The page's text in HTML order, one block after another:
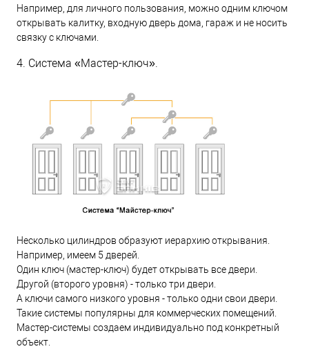
Например, для личного пользования, можно одним ключом
открывать калитку, входную дверь дома, гараж и не носить
связку с ключами.
4. Система «Мастер-ключ».
Несколько цилиндров образуют иерархию открывания.
Например, имеем 5 дверей.
Один ключ (мастер-ключ) будет открывать все двери.
Другой (второго уровня) - только три двери.
А ключи самого низкого уровня - только одни свои двери.
Такие системы популярны для коммерческих помещений.
Мастер-системы создаем индивидуально под конкретный
объект.